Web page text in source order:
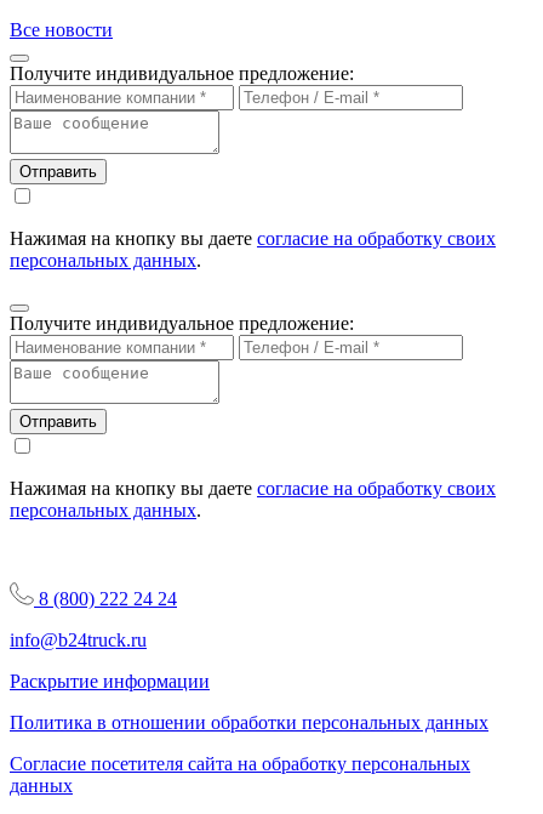
Все новости
Получите индивидуальное предложение:
Отправить
Нажимая на кнопку вы даете согласие на обработку своих
персональных данных.
Получите индивидуальное предложение:
Отправить
Нажимая на кнопку вы даете согласие на обработку своих
персональных данных.
8 (800) 222 24 24
info@b24truck.ru
Раскрытие информации
Политика в отношении обработки персональных данных
Согласие посетителя сайта на обработку персональных
данных